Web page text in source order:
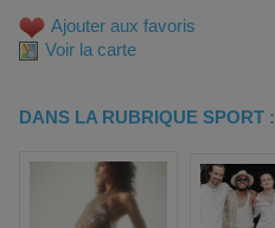
Ajouter aux favoris
Voir la carte
DANS LA RUBRIQUE SPORT :